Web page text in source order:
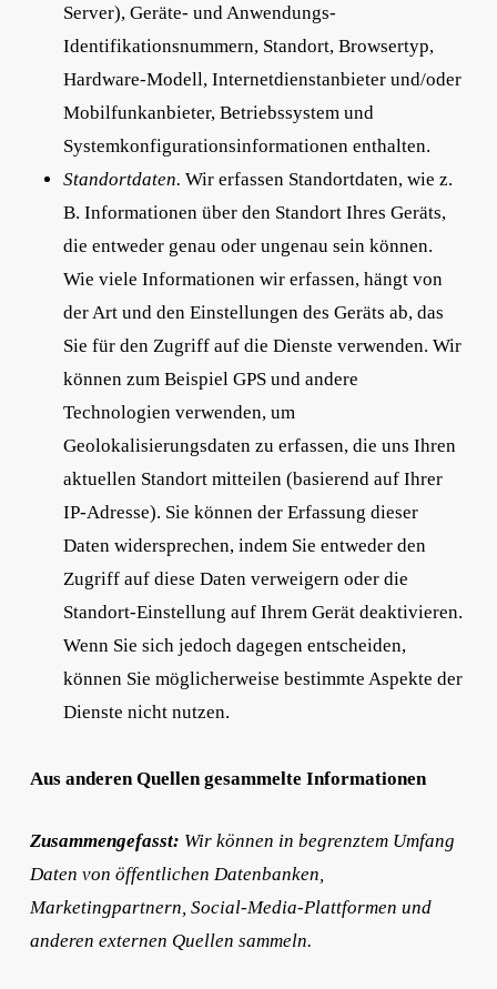
Server), Geräte- und Anwendungs-
Identifikationsnummern, Standort, Browsertyp,
Hardware-Modell, Internetdienstanbieter und/oder
Mobilfunkanbieter, Betriebssystem und
Systemkonfigurationsinformationen enthalten.
Standortdaten. Wir erfassen Standortdaten, wie z.
B. Informationen über den Standort Ihres Geräts,
die entweder genau oder ungenau sein können.
Wie viele Informationen wir erfassen, hängt von
der Art und den Einstellungen des Geräts ab, das
Sie für den Zugriff auf die Dienste verwenden. Wir
können zum Beispiel GPS und andere
Technologien verwenden, um
Geolokalisierungsdaten zu erfassen, die uns Ihren
aktuellen Standort mitteilen (basierend auf Ihrer
IP-Adresse). Sie können der Erfassung dieser
Daten widersprechen, indem Sie entweder den
Zugriff auf diese Daten verweigern oder die
Standort-Einstellung auf Ihrem Gerät deaktivieren.
Wenn Sie sich jedoch dagegen entscheiden,
können Sie möglicherweise bestimmte Aspekte der
Dienste nicht nutzen.
Aus anderen Quellen gesammelte Informationen
Zusammengefasst: Wir können in begrenztem Umfang
Daten von öffentlichen Datenbanken,
Marketingpartnern, Social-Media-Plattformen und
anderen externen Quellen sammeln.